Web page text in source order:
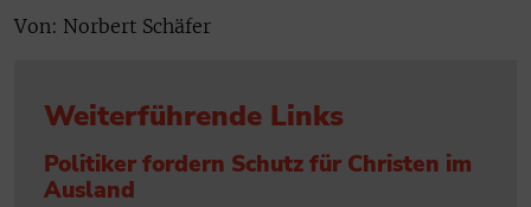
Von: Norbert Schäfer
Weiterführende Links
Politiker fordern Schutz für Christen im
Ausland